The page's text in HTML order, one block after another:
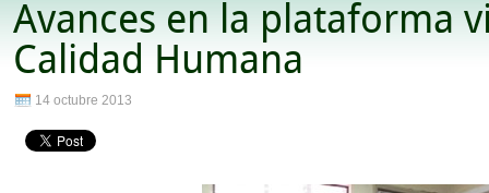
Avances en la plataforma
Calidad Humana
14 octubre 2013